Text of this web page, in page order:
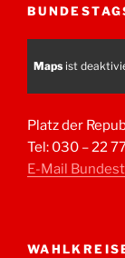
Maps ist
Platz der
Tel: 030 – 22
E-Mail